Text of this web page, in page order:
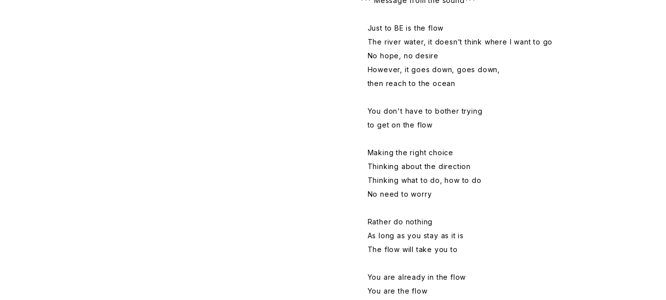
Just to BE is the flow
The river water, it doesn’t think where I want to go
No hope, no desire
However, it goes down, goes down,
then reach to the ocean
You don't have to bother trying
to get on the flow
Making the right choice
Thinking about the direction
Thinking what to do, how to do
No need to worry
Rather do nothing
As long as you stay as it is
The flow will take you to
You are already in the flow
You are the flow